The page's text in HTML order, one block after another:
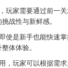
玩家需要通过前一
战性与新鲜感。
使是新手也能快速
体体验。
，玩家可以根据需